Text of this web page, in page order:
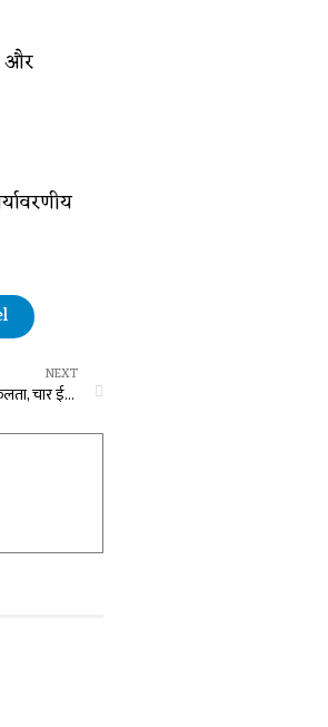
और
NEXT
गृह मंत्री अमित शाह के दौरे से पहले सुकमा पुलिस को बड़ी सफलता, चार ईनामी नक्सलियों ने किया सरेंडर…